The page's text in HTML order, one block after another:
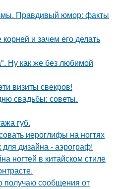
Правдивый юмор: факты
и зачем его делать
Ну как же без любимой
визиты свекров!
свадьбы: советы.
губ.
иероглифы на ногтях
дизайна - аэрограф!
ногтей в китайском стиле
получаю сообщения от